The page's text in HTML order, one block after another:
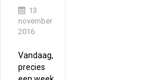
13
november
2016
Vandaag,
precies